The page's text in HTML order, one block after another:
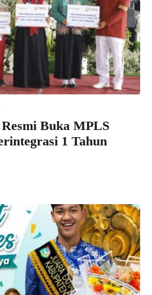
Buka MPLS
1 Tahun